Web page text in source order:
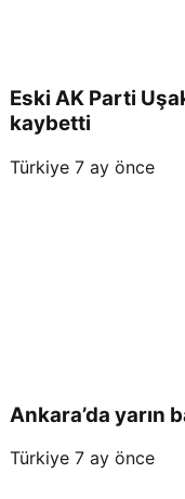
Eski AK Parti
kaybetti
Türkiye 7 ay önce
Ankara’da yarın
Türkiye 7 ay önce